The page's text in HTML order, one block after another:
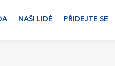
NAŠI LIDÉ PŘIDEJTE SE